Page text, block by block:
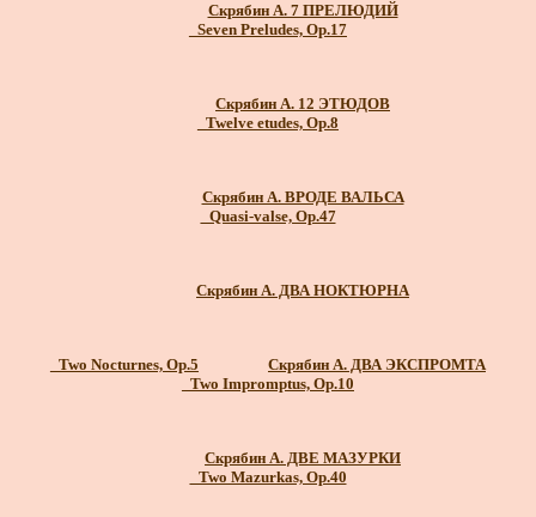
Скрябин А. 7 ПРЕЛЮДИЙ
_Seven Preludes, Op.17
Скрябин А. 12 ЭТЮДОВ
_Twelve etudes, Op.8
Скрябин А. ВРОДЕ ВАЛЬСА
_Quasi-valse, Op.47
Скрябин А. ДВА НОКТЮРНА
_Two Nocturnes, Op.5
Скрябин А. ДВА ЭКСПРОМТА
_Two Impromptus, Op.10
Скрябин А. ДВЕ МАЗУРКИ
_Two Mazurkas, Op.40